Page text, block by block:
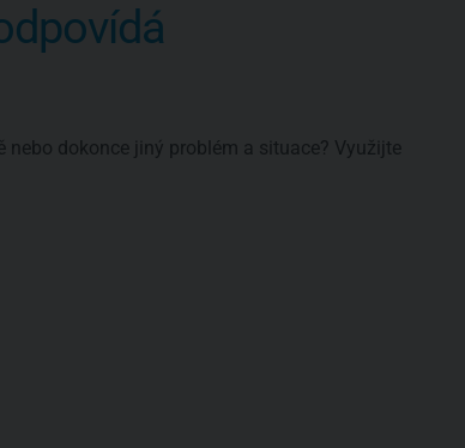
dokonce jiný problém a situace? Využijte